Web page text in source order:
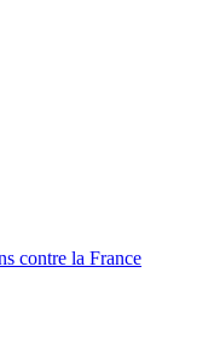
contre la France